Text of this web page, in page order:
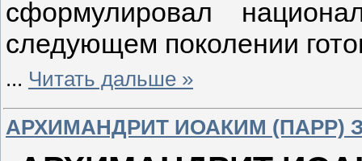
сформулировал
следующем поколении
... Читать дальше »
АРХИМАНДРИТ ИОАКИМ (ПАРР)